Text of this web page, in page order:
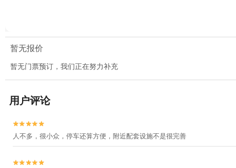
暂无报价
暂无门票预订，我们正在努力补充
用户评论


人不多，很小众，停车还算方便，附近配套设施不是很完善

